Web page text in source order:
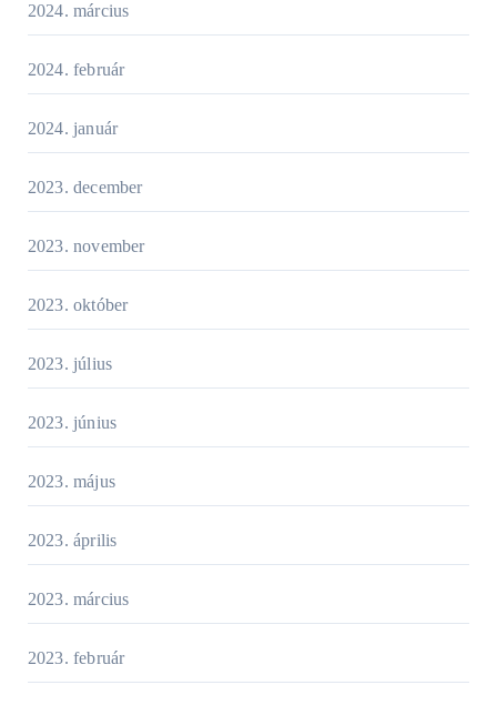
2024. március
2024. február
2024. január
2023. december
2023. november
2023. október
2023. július
2023. június
2023. május
2023. április
2023. március
2023. február